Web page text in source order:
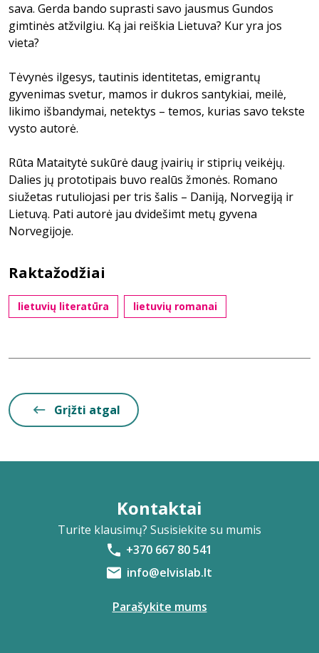
sava. Gerda bando suprasti savo jausmus Gundos
gimtinės atžvilgiu. Ką jai reiškia Lietuva? Kur yra jos
vieta?
Tėvynės ilgesys, tautinis identitetas, emigrantų
gyvenimas svetur, mamos ir dukros santykiai, meilė,
likimo išbandymai, netektys – temos, kurias savo tekste
vysto autorė.
Rūta Mataitytė sukūrė daug įvairių ir stiprių veikėjų.
Dalies jų prototipais buvo realūs žmonės. Romano
siužetas rutuliojasi per tris šalis – Daniją, Norvegiją ir
Lietuvą. Pati autorė jau dvidešimt metų gyvena
Norvegijoje.
Raktažodžiai
lietuvių literatūra lietuvių romanai
Grįžti atgal
Kontaktai
Turite klausimų? Susisiekite su mumis
+370 667 80 541
info@elvislab.lt
Parašykite mums